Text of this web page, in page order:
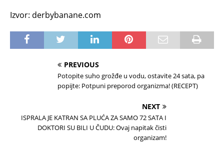
Izvor: derbybanane.com
PREVIOUS
Potopite suho grožđe u vodu, ostavite 24 sata, pa
popijte: Potpuni preporod organizma! (RECEPT)
NEXT
ISPRALA JE KATRAN SA PLUĆA ZA SAMO 72 SATA I
DOKTORI SU BILI U ČUDU: Ovaj napitak čisti
organizam!